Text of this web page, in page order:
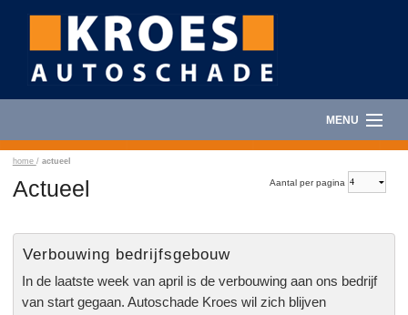
MENU
HOME
AUTORUITSCHADE
CARAVANHERSTEL
home / actueel
Actueel Aantal per pagina
Verbouwing bedrijfsgebouw
In de laatste week van april is de verbouwing aan ons bedrijf
van start gegaan. Autoschade Kroes wil zich blijven